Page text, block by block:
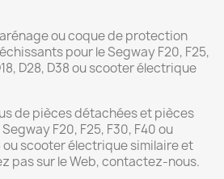
ou coque de protection
pour le Segway F20, F25,
D28, D38 ou scooter électrique
de pièces détachées et pièces
F20, F25, F30, F40 ou
ou scooter électrique similaire et
pas sur le Web, contactez-nous.